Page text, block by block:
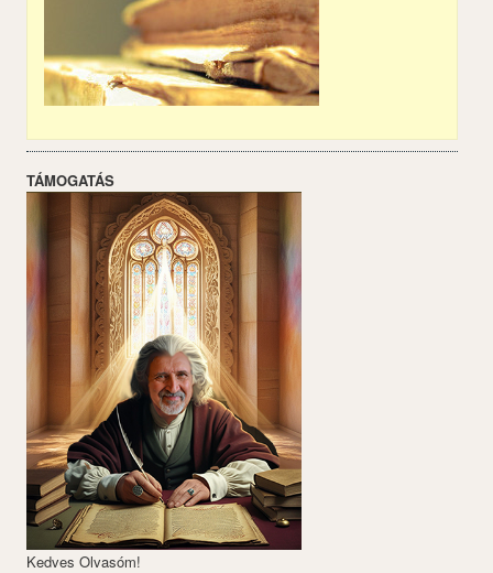
TÁMOGATÁS
Kedves Olvasóm!